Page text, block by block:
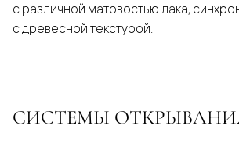
с различной матовостью лака,
с древесной текстурой.
СИСТЕМЫ